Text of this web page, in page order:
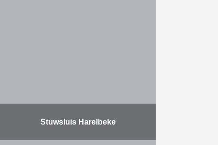
Stuwsluis Harelbeke